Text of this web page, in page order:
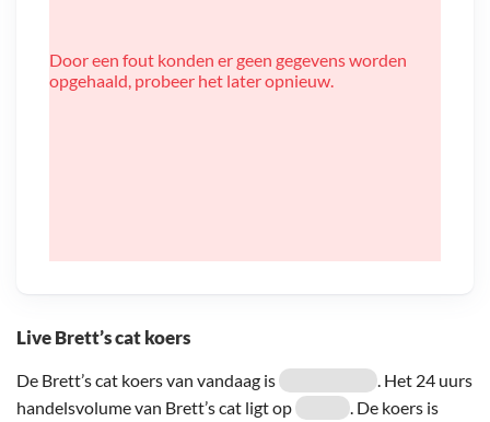
Live Brett’s cat koers
De Brett’s cat koers van vandaag is
. Het 24 uurs
handelsvolume van Brett’s cat ligt op
. De koers is
Door een fout konden er geen gegevens worden
opgehaald, probeer het later opnieuw.